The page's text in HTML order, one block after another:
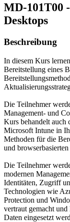
MD-101T00
Desktops
Beschreibung
In diesem Kurs
Bereitstellung eines
Die Teilnehmer
Management- und
Kurs behandelt auch
Microsoft Intune in
Methoden für die
und
Die Teilnehmer
modernen
Identitäten, Zugriff
Technologien wie
Protection und
vertraut gemacht
Daten eingesetzt